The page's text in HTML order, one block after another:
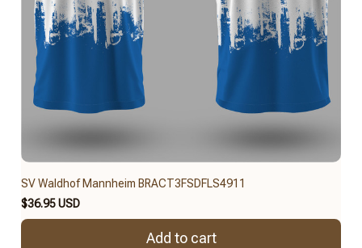
SV Waldhof Mannheim BRACT3FSDFLS4911
$36.95 USD
Add to cart